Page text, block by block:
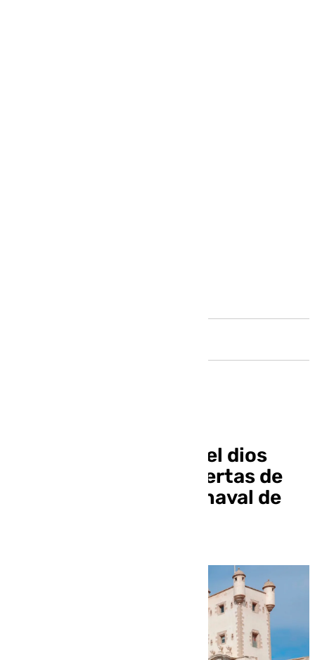
Una gran escultura del dios
Baco presidirá las Puertas de
Tierra durante el Carnaval de